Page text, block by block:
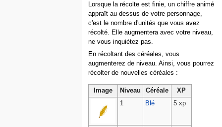
Lorsque la récolte est finie, un chiffre animé
appraît au-dessus de votre personnage,
c'est le nombre d'unités que vous avez
récolté. Elle augmentera avec votre niveau,
ne vous inquiétez pas.
En récoltant des céréales, vous
augmenterez de niveau. Ainsi, vous pourrez
récolter de nouvelles céréales :
Image Niveau Céréale
XP
1
Blé 5 xp